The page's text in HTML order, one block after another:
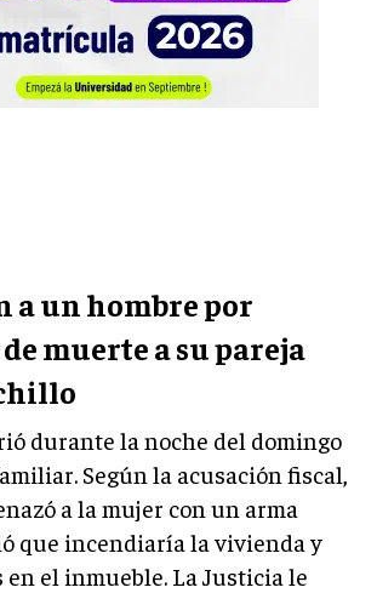
a un hombre por
muerte a su pareja
durante la noche del domingo
Según la acusación fiscal,
a la mujer con un arma
que incendiaría la vivienda y
en el inmueble. La Justicia le